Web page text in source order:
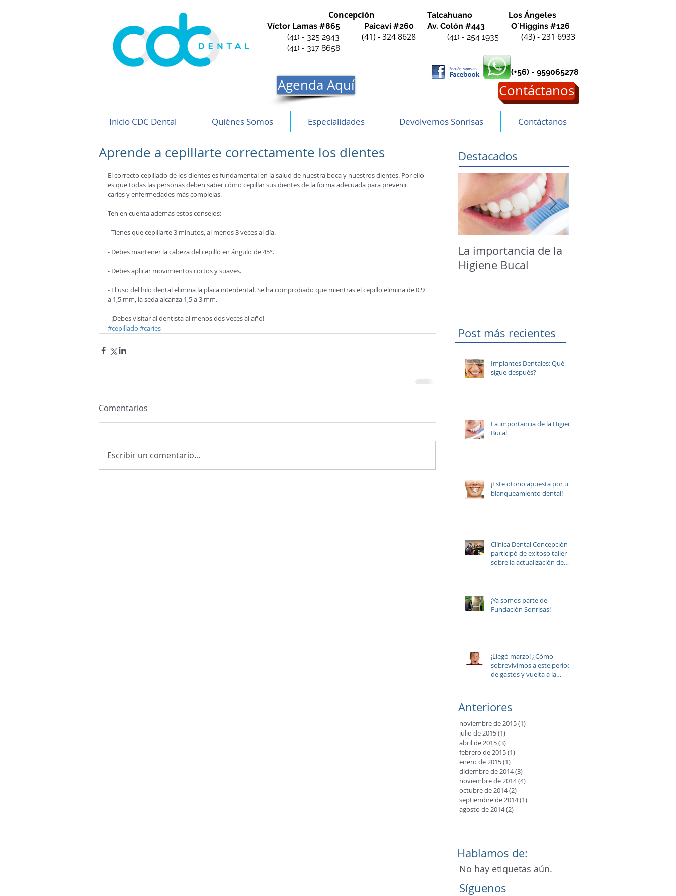
Concepción
Víctor Lamas #865
Paicaví #260
(41) - 325 2943 (41) - 324 8628
(41) - 317 8658
(+56) - 959065278
Contáctanos
Talcahuano Los Ángeles
Av. Colón #443
O´Higgins #126
(41) - 254 1935 (43) - 231 6933
Agenda Aquí
Inicio CDC Dental Quiénes Somos Especialidades Devolvemos Sonrisas Contáctanos
Aprende a cepillarte correctamente los dientes
El correcto cepillado de los dientes es fundamental en la salud de nuestra boca y nuestros dientes. Por ello
es que todas las personas deben saber cómo cepillar sus dientes de la forma adecuada para prevenir
caries y enfermedades más complejas.
Ten en cuenta además estos consejos:
- Tienes que cepillarte 3 minutos, al menos 3 veces al día.
- Debes mantener la cabeza del cepillo en ángulo de 45°.
- Debes aplicar movimientos cortos y suaves.
- El uso del hilo dental elimina la placa interdental. Se ha comprobado que mientras el cepillo elimina de 0.9
a 1,5 mm, la seda alcanza 1,5 a 3 mm.
- ¡Debes visitar al dentista al menos dos veces al año!
#cepillado #caries
Comentarios
Escribir un comentario...
Destacados
La importancia de la
Higiene Bucal
Post más recientes
Implantes Dentales: Qué
sigue después?
La importancia de la Higiene
Bucal
¡Este otoño apuesta por un
blanqueamiento dental!
Clínica Dental Concepción
participó de exitoso taller
sobre la actualización de
¡Ya somos parte de
Fundación Sonrisas!
¡Llegó marzo! ¿Cómo
sobrevivimos a este período
de gastos y vuelta a la
Anteriores
noviembre de 2015(1)
julio de 2015(1)
abril de 2015(3)
febrero de 2015(1)
enero de 2015(1)
diciembre de 2014(3)
noviembre de 2014(4)
octubre de 2014(2)
septiembre de 2014(1)
agosto de 2014(2)
Hablamos de:
No hay etiquetas aún.
Síguenos